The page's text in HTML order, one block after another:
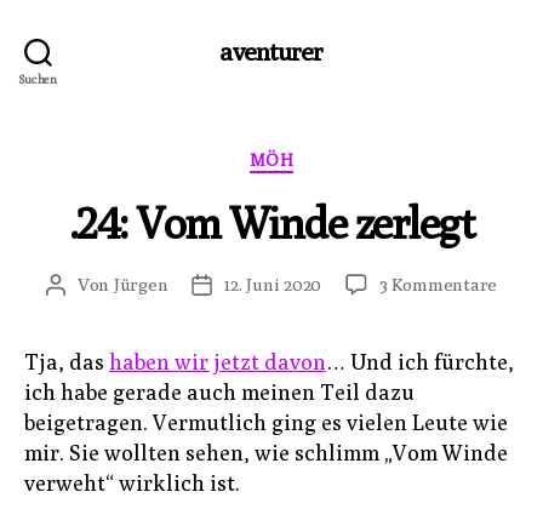
Suchen
aventurer
Kategorien
MÖH
.24: Vom Winde zerlegt
Beitragsautor
Von Jürgen Veröffentlichungsdatum
12. Juni 2020 3 Kommentare
Tja, das haben wir jetzt davon… Und ich fürchte,
ich habe gerade auch meinen Teil dazu
beigetragen. Vermutlich ging es vielen Leute wie
mir. Sie wollten sehen, wie schlimm „Vom Winde
verweht“ wirklich ist.